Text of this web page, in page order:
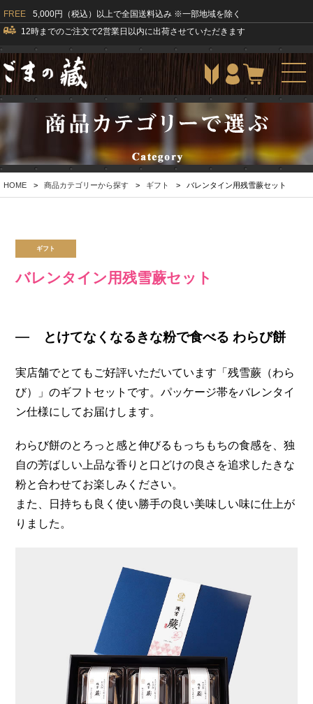
FREE 5,000円（税込）以上で全国送料込み ※一部地域を除く
12時までのご注文で2営業日以内に出荷させていただきます
HOME > 商品カテゴリーから探す > ギフト > バレンタイン用残雪蕨セット
ギフト
バレンタイン用残雪蕨セット
とけてなくなるきな粉で食べる わらび餅
実店舗でとてもご好評いただいています「残雪蕨（わら
び）」のギフトセットです。パッケージ帯をバレンタイ
ン仕様にしてお届けします。
わらび餅のとろっと感と伸びるもっちもちの食感を、独
自の芳ばしい上品な香りと口どけの良さを追求したきな
粉と合わせてお楽しみください。
また、日持ちも良く使い勝手の良い美味しい味に仕上が
りました。